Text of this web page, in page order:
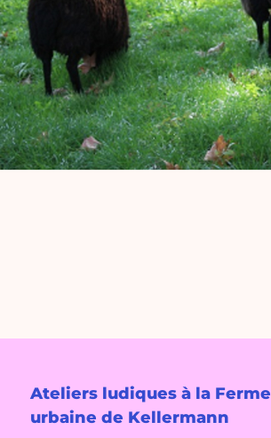
Ateliers ludiques à la Ferme
urbaine de Kellermann